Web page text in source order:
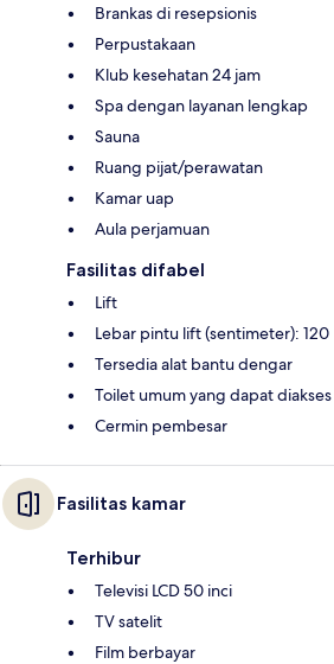
Brankas di resepsionis
Perpustakaan
Klub kesehatan 24 jam
Spa dengan layanan lengkap
Sauna
Ruang pijat/perawatan
Kamar uap
Aula perjamuan
Fasilitas difabel
Lift
Lebar pintu lift (sentimeter): 120
Tersedia alat bantu dengar
Toilet umum yang dapat
Cermin pembesar
Fasilitas kamar
Terhibur
Televisi LCD 50 inci
TV satelit
Film berbayar